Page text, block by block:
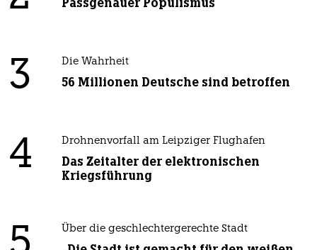
3 Die Wahrheit
56 Millionen Deutsche sind betroffen
4 Drohnenvorfall am Leipziger Flughafen
Das Zeitalter der elektronischen
Kriegsführung
Über die geschlechtergerechte Stadt